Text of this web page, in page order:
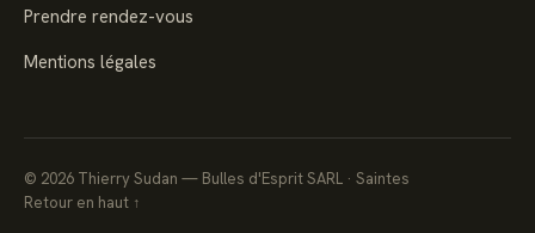
Prendre rendez-vous
Mentions légales
© 2026 Thierry Sudan — Bulles d'Esprit SARL · Saintes
Retour en haut ↑